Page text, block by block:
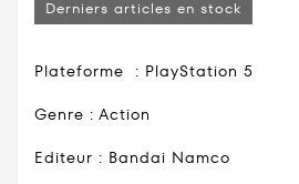
Derniers articles en stock
Plateforme : PlayStation 5
Genre : Action
Editeur : Bandai Namco